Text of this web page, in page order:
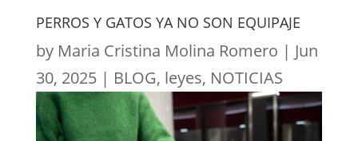
PERROS Y GATOS YA NO SON EQUIPAJE
by Maria Cristina Molina Romero | Jun
30, 2025| BLOG, leyes, NOTICIAS